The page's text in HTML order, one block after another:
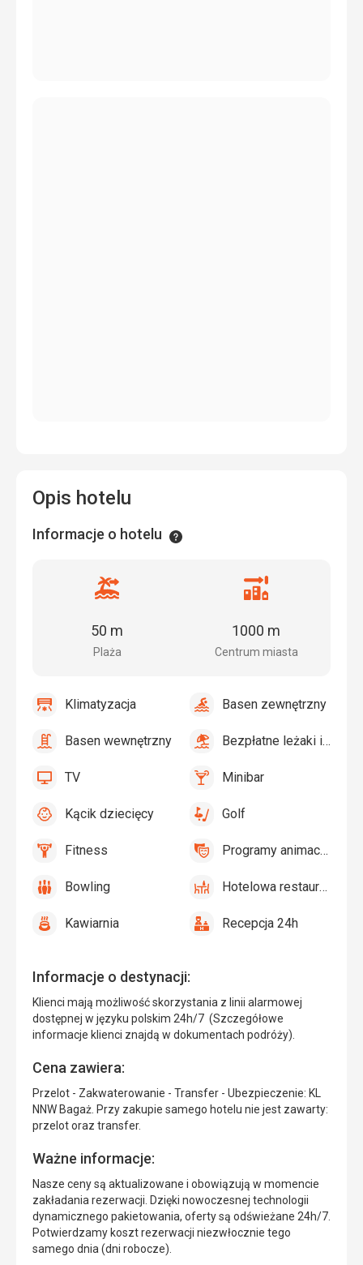
Informacje o destynacji:
Klienci mają możliwość skorzystania z linii alarmowej
dostępnej w języku polskim 24h/7 (Szczegółowe
informacje klienci znajdą w dokumentach podróży).
Cena zawiera:
Przelot - Zakwaterowanie - Transfer - Ubezpieczenie: KL
NNW Bagaż. Przy zakupie samego hotelu nie jest zawarty:
przelot oraz transfer.
Ważne informacje:
Nasze ceny są aktualizowane i obowiązują w momencie
zakładania rezerwacji. Dzięki nowoczesnej technologii
dynamicznego pakietowania, oferty są odświeżane 24h/7.
Potwierdzamy koszt rezerwacji niezwłocznie tego
samego dnia (dni robocze).
Opis hotelu
Informacje o hotelu Informacje
Odległość
plaży
Plaża
50 m
Odległość
centrum
Centrum miasta
1000 m
Klimatyzacja
Klimatyzacja
tak
BasenBasen zewnętrzny
tak
BasenBasen wewnętrzny
tak
Bezpłatne
i
przy
Bezpłatne leżaki i parasole przy basenie
tak
TV TV
tak
Minibar,Minibar
tak
Kącik
Plac
Basen
dzieci
Kącik dziecięcy
tak Golf Golf
tak
FitnessFitness
tak
Programy
Programy animacyjne
tak
BowlingBowling
tak
Hotelowa
Hotelowa restauracja
tak
KawiarniaKawiarnia
tak
RecepcjaRecepcja 24h
tak